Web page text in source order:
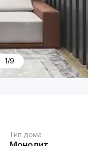
1/9
Тип дома